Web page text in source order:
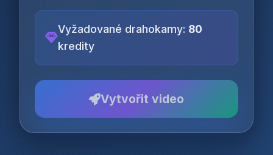
Vyžadované drahokamy: 80
kredity
Vytvořit video